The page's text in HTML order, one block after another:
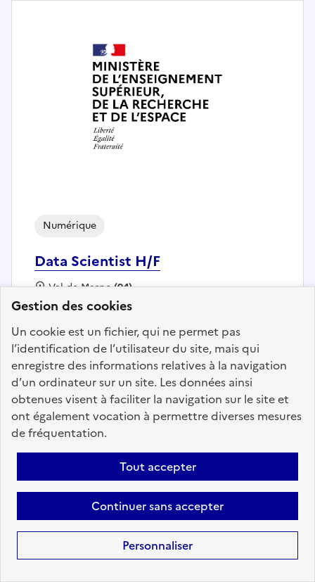
Gestion des cookies
Un cookie est un fichier, qui ne permet pas
l’identification de l’utilisateur du site, mais qui
enregistre des informations relatives à la navigation
d’un ordinateur sur un site. Les données ainsi
obtenues visent à faciliter la navigation sur le site et
ont également vocation à permettre diverses mesures
de fréquentation.
Tout accepter
Continuer sans accepter
Personnaliser
Data Scientist H/F
Numérique
Localisation :
Val de Marne(94)
Fonction publique :
Fonction publique de l'État
Employeur :
Université Paris-Saclay
En ligne depuis le 07 juillet 2026
Ajouter aux favoris: Data Scientist H/F
61
62 63 137 Suivant
Aller à la page